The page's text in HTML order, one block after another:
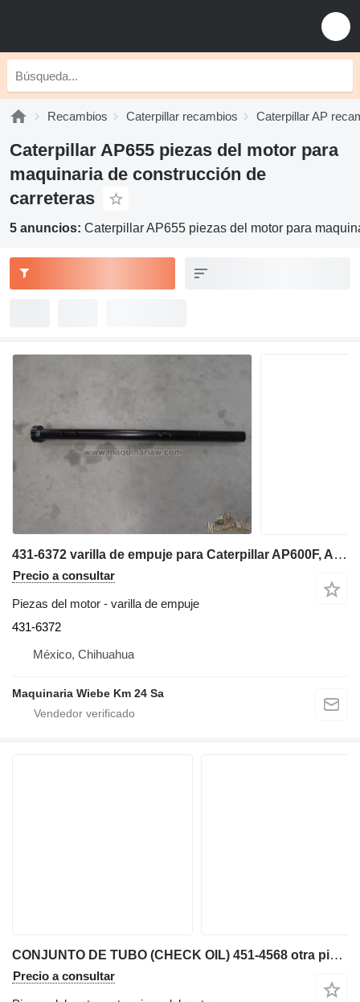
Recambios Caterpillar recambios Caterpillar AP
Caterpillar AP655 piezas del motor para
maquinaria de construcción de
carreteras
5 anuncios: Caterpillar AP655 piezas del motor para
431-6372 varilla de empuje para Caterpillar AP600F, AP655F extendedora de cadenas
Precio a consultar
Piezas del motor - varilla de empuje
431-6372
México, Chihuahua
Maquinaria Wiebe Km 24 Sa
CONJUNTO DE TUBO (CHECK OIL) 451-4568 otra pieza del motor para Caterpillar AP600F, AP655F extendedora de asfalto
Precio a consultar